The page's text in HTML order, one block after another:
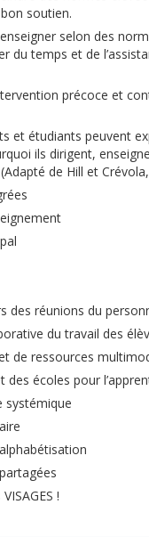
soutien.
selon des
du temps et de
précoce et
et étudiants peuvent
ils dirigent,
de Hill et
des réunions du
du travail des
de ressources
écoles pour
systémique
!